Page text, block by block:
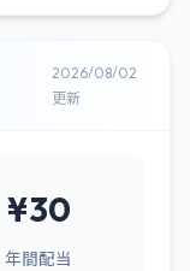
2026/08/02
更新
¥30
年間配当